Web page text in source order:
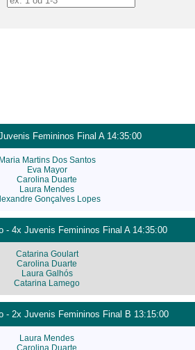
Femininos Final A 14:35:00
Maria Martins Dos Santos
Eva Mayor
Carolina Duarte
Laura Mendes
Gonçalves Lopes
- 4x Juvenis Femininos Final A 14:35:00
Catarina Goulart
Carolina Duarte
Laura Galhós
Catarina Lamego
- 2x Juvenis Femininos Final B 13:15:00
Laura Mendes
Carolina Duarte